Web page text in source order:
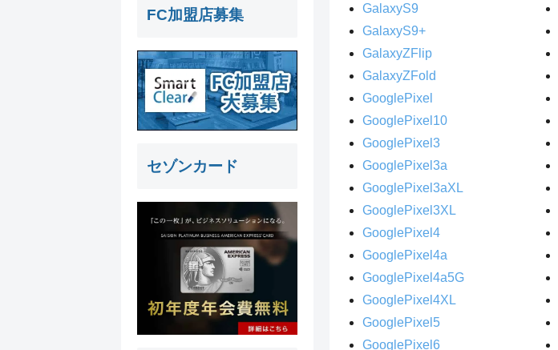
GalaxyS9
GalaxyS9+
GalaxyZFlip
GalaxyZFold
GooglePixel
GooglePixel10
GooglePixel3
GooglePixel3a
GooglePixel3aXL
GooglePixel3XL
GooglePixel4
GooglePixel4a
GooglePixel4a5G
GooglePixel4XL
GooglePixel5
GooglePixel6
FC加盟店募集
セゾンカード